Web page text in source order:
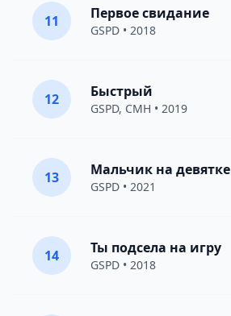
11 Первое свидание
GSPD • 2018
12 Быстрый
GSPD, CMH • 2019
13 Мальчик на девятке
GSPD • 2021
14 Ты подсела на игру
GSPD • 2018